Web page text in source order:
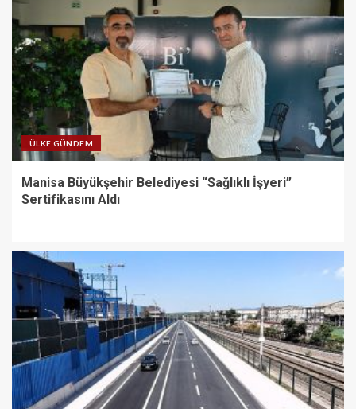
ÜLKE GÜNDEM
Manisa Büyükşehir Belediyesi “Sağlıklı İşyeri”
Sertifikasını Aldı